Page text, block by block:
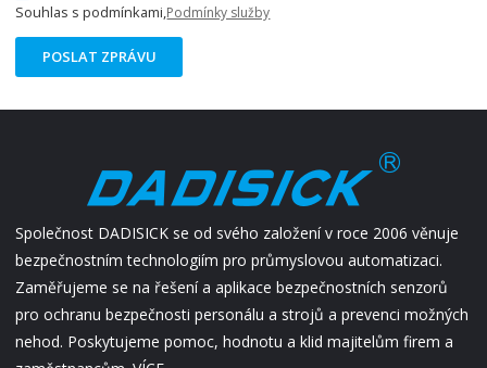
Souhlas s podmínkami,Podmínky služby
POSLAT ZPRÁVU
Společnost DADISICK se od svého založení v roce 2006 věnuje
bezpečnostním technologiím pro průmyslovou automatizaci.
Zaměřujeme se na řešení a aplikace bezpečnostních senzorů
pro ochranu bezpečnosti personálu a strojů a prevenci možných
nehod. Poskytujeme pomoc, hodnotu a klid majitelům firem a